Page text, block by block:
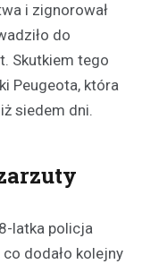
i zignorował
do
Skutkiem tego
Peugeota, która
siedem dni.
latka policja
dodało kolejny